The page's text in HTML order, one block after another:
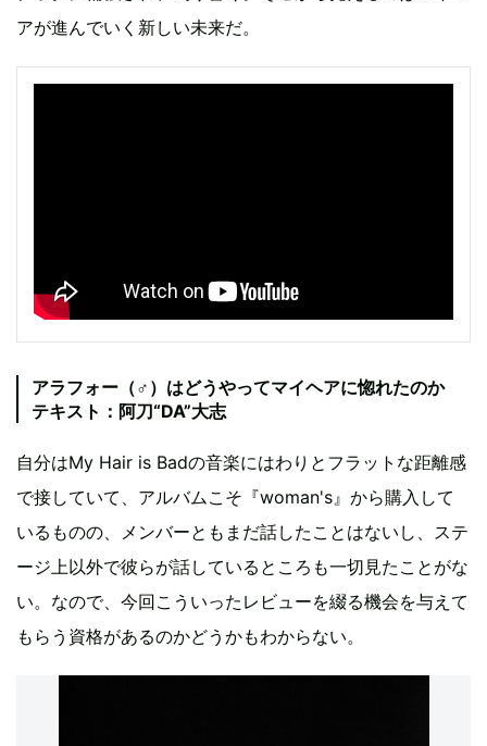
アが進んでいく新しい未来だ。
アラフォー（♂）はどうやってマイヘアに惚れたのか
テキスト：阿刀“DA”大志
自分はMy Hair is Badの音楽にはわりとフラットな距離感
で接していて、アルバムこそ『woman's』から購入して
いるものの、メンバーともまだ話したことはないし、ステ
ージ上以外で彼らが話しているところも一切見たことがな
い。なので、今回こういったレビューを綴る機会を与えて
もらう資格があるのかどうかもわからない。